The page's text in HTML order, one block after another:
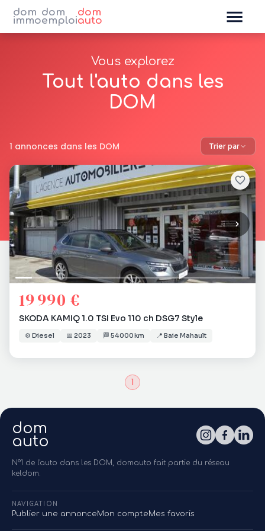
dom
immo
dom
emploi
dom
auto
Vous explorez
Tout l'auto dans les
DOM
1 annonces dans les DOM Trier par
19 990 €
SKODA KAMIQ 1.0 TSI Evo 110 ch DSG7 Style
⚙️ Diesel 📅 2023 🏁 54 000 km 📍 Baie Mahault
1
dom
auto
N°1 de l'auto dans les DOM, domauto fait partie du réseau
keldom.
NAVIGATION
Publier une annonceMon compteMes favoris